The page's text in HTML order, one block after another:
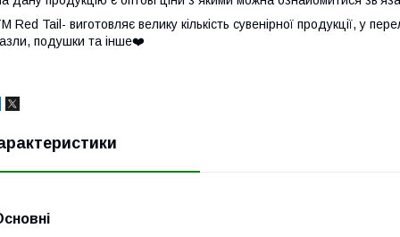
Red Tail- виготовляє велику кількість сувенірної продукції, у
подушки та інше❤️